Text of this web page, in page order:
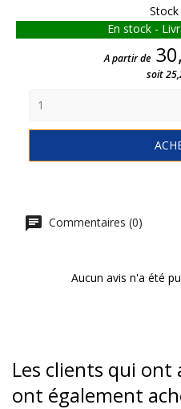
Stock
En stock -
A partir de
soit
Commentaires (0)
Aucun avis n'a été
Les clients qui
ont également